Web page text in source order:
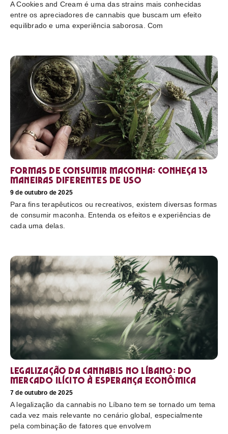
A Cookies and Cream é uma das strains mais conhecidas
entre os apreciadores de cannabis que buscam um efeito
equilibrado e uma experiência saborosa. Com
Formas de consumir maconha: conheça 13
maneiras diferentes de uso
9 de outubro de 2025
Para fins terapêuticos ou recreativos, existem diversas formas
de consumir maconha. Entenda os efeitos e experiências de
cada uma delas.
Legalização da cannabis no Líbano: do
mercado ilícito à esperança econômica
7 de outubro de 2025
A legalização da cannabis no Líbano tem se tornado um tema
cada vez mais relevante no cenário global, especialmente
pela combinação de fatores que envolvem